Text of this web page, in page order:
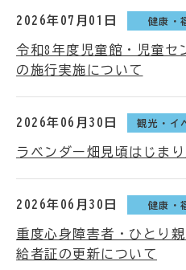
2026年07月01日 健康・
令和8年度児童館・児童セ
の施行実施について
2026年06月30日 観光・イ
ラベンダー畑見頃はじま
2026年06月30日 健康・
重度心身障害者・ひとり
給者証の更新について